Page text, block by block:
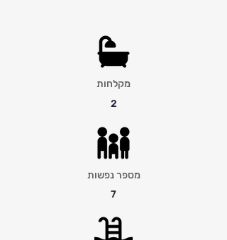
מקלחות
2
מספר נפשות
7